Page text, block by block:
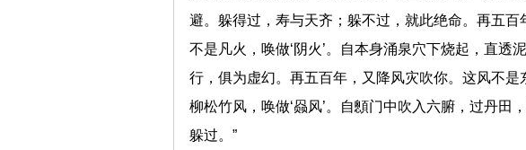
避。躲得过，寿与天齐；躲不过，就此绝命。再五
不是凡火，唤做‘阴火’。自本身涌泉穴下烧起，直透
行，俱为虚幻。再五百年，又降风灾吹你。这风不
柳松竹风，唤做‘赑风’。自顖门中吹入六腑，过丹田
躲过。”